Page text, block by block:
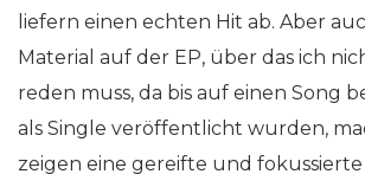
liefern einen echten Hit ab. Aber
Material auf der EP, über das ich
reden muss, da bis auf einen Song
als Single veröffentlicht wurden,
zeigen eine gereifte und